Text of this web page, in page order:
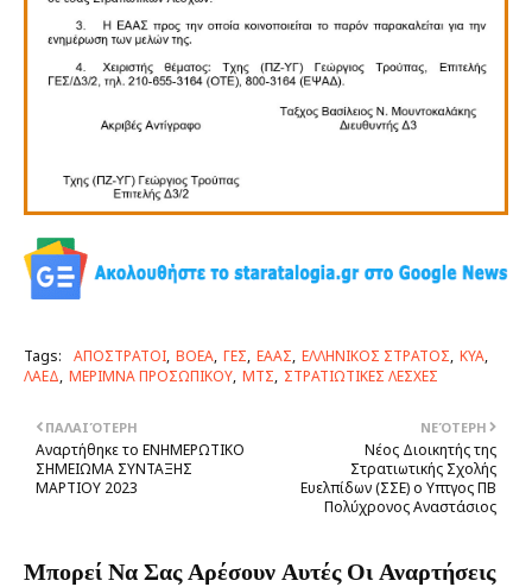
Tags: ΑΠΟΣΤΡΑΤΟΙ ΒΟΕΑ ΓΕΣ ΕΑΑΣ ΕΛΛΗΝΙΚΟΣ ΣΤΡΑΤΟΣ ΚΥΑ
ΛΑΕΔ ΜΕΡΙΜΝΑ ΠΡΟΣΩΠΙΚΟΥ ΜΤΣ ΣΤΡΑΤΙΩΤΙΚΕΣ ΛΕΣΧΕΣ
ΝΕΌΤΕΡΗ
Νέος Διοικητής της
Στρατιωτικής Σχολής
Ευελπίδων (ΣΣΕ) ο Υπτγος ΠΒ
Πολύχρονος Αναστάσιος
ΠΑΛΑΙΌΤΕΡΗ
Αναρτήθηκε το ENHMEΡΩΤΙΚΟ
ΣΗΜΕΙΩΜΑ ΣΥΝΤΑΞΗΣ
ΜΑΡΤΙΟΥ 2023
Μπορεί Να Σας Αρέσουν Αυτές Οι Αναρτήσεις